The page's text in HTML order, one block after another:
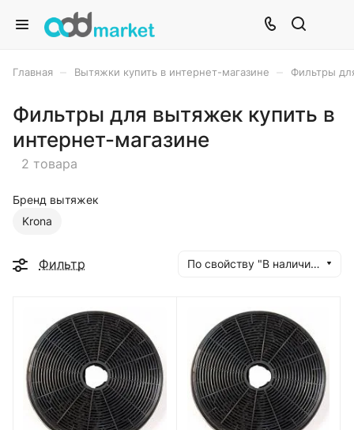
Главная Вытяжки купить в интернет-магазине Фильтры
Фильтры для вытяжек купить в
интернет-магазине
2 товара
Бренд вытяжек
Krona
Фильтр По свойству "В наличии" (убывание)